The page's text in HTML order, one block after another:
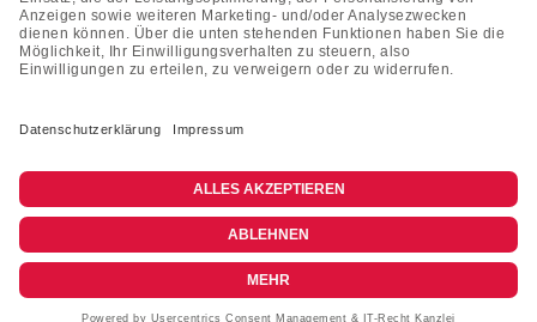
Vertrag widerrufen
KONTAKT
+49 (0)2133 210433
shop@dienadel.de
Kieler Str. 18 - 41540 Dormagen
Kundenmeinungen